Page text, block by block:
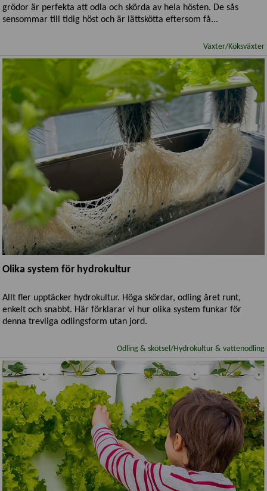
grödor är perfekta att odla och skörda av hela hösten. De sås
sensommar till tidig höst och är lättskötta eftersom få...
Växter/Köksväxter
Olika system för hydrokultur
Allt fler upptäcker hydrokultur. Höga skördar, odling året runt,
enkelt och snabbt. Här förklarar vi hur olika system funkar för
denna trevliga odlingsform utan jord.
Odling & skötsel/Hydrokultur & vattenodling